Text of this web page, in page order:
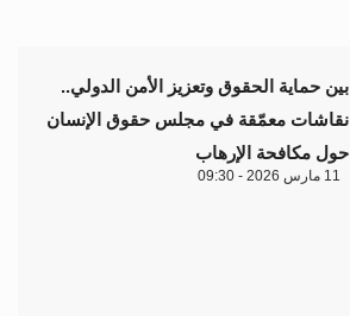
بين حماية الحقوق وتعزيز الأمن الدولي..
نقاشات معمّقة في مجلس حقوق الإنسان
حول مكافحة الإرهاب
11 مارس 2026 - 09:30